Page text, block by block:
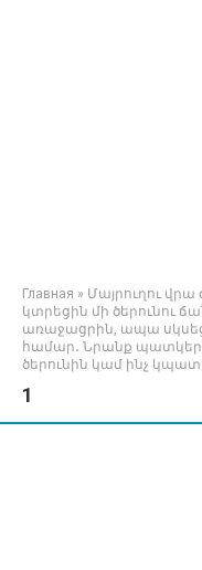
Главная » Մայրուղու
կտրեցին մի ծերունու
առաջացրին, ապա
համար․ Նրանք
ծերունին կամ ինչ
1